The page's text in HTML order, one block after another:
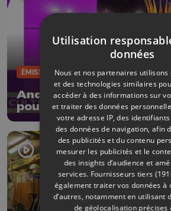
ÉMISSIONS
André Borbé signe un
pour le jeune public
Utilisation
données
Nous et nos partenaires utilisons
et des technologies similaires
accéder à des informations sur
et traiter des données
votre adresse IP, des
des données de navigation, afin
des publicités et du contenu
mesurer les publicités et le
des insights d’audience et
services. Fournisseurs tiers
également traiter vos données à
d’autres, notamment en utilisant
de géolocalisation précises